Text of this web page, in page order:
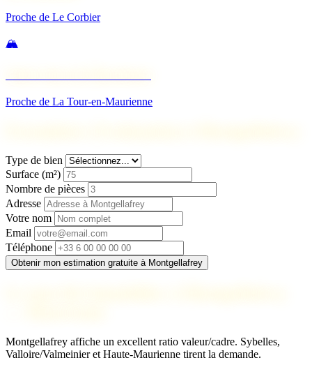
Proche de Le Corbier
🏔️
Proche de La Tour-en-Maurienne
Type de bien
Surface (m²)
Nombre de pièces
Adresse
Votre nom
Email
Téléphone
Obtenir mon estimation gratuite à Montgellafrey
Montgellafrey affiche un excellent ratio valeur/cadre. Sybelles,
Valloire/Valmeinier et Haute-Maurienne tirent la demande.